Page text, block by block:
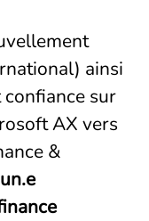
ainsi
sur
AX vers
&
un.e